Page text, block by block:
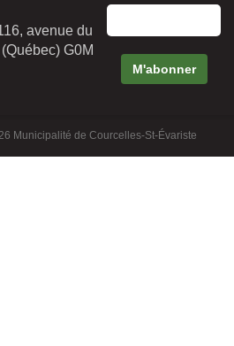
avenue du
G0M
Municipalité de Courcelles-St-Évariste